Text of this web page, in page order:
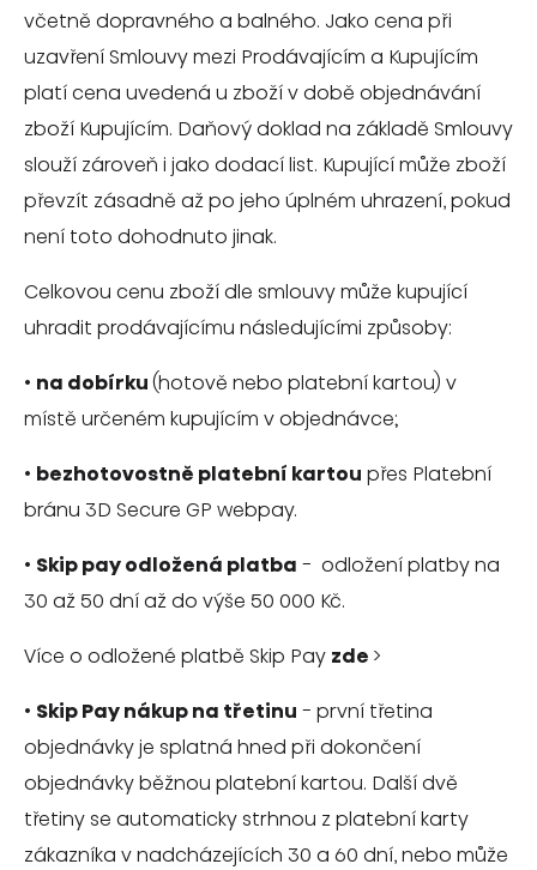
včetně dopravného a balného. Jako cena při
uzavření Smlouvy mezi Prodávajícím a Kupujícím
platí cena uvedená u zboží v době objednávání
zboží Kupujícím. Daňový doklad na základě Smlouvy
slouží zároveň i jako dodací list. Kupující může zboží
převzít zásadně až po jeho úplném uhrazení, pokud
není toto dohodnuto jinak.
Celkovou cenu zboží dle smlouvy může kupující
uhradit prodávajícímu následujícími způsoby:
• na dobírku(hotově nebo platební kartou) v
místě určeném kupujícím v objednávce;
• bezhotovostně platební kartou přes Platební
bránu 3D Secure GP webpay.
• Skip pay odložená platba - odložení platby na
30 až 50 dní až do výše 50 000 Kč.
Více o odložené platbě Skip Pay zde >
• Skip Pay nákup na třetinu - první třetina
objednávky je splatná hned při dokončení
objednávky běžnou platební kartou. Další dvě
třetiny se automaticky strhnou z platební karty
zákazníka v nadcházejících 30 a 60 dní, nebo může